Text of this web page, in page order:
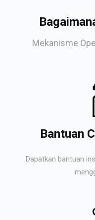
Mekanisme
Bantuan
Dapatkan bantuan